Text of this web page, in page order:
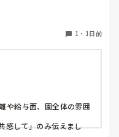
育内容は勘案しますが
給与はどうか…という
えていますか？また、本
1 ・ 1日前
や給与面、園全体の雰囲
感して」のみ伝えまし